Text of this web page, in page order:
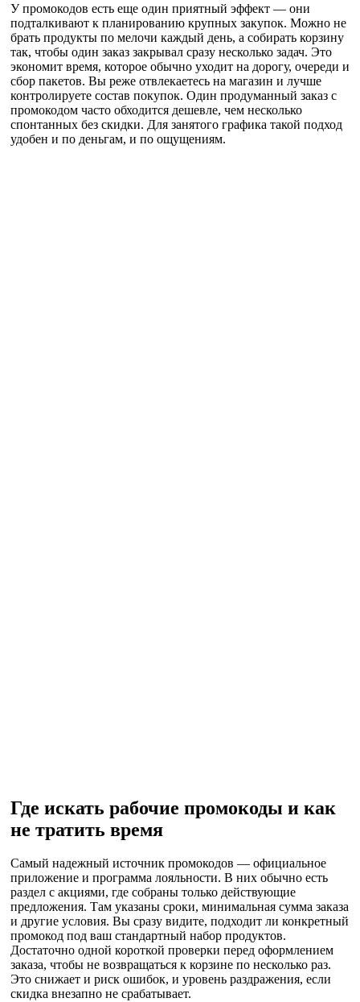
У промокодов есть еще один приятный эффект — они
подталкивают к планированию крупных закупок. Можно не
брать продукты по мелочи каждый день, а собирать корзину
так, чтобы один заказ закрывал сразу несколько задач. Это
экономит время, которое обычно уходит на дорогу, очереди и
сбор пакетов. Вы реже отвлекаетесь на магазин и лучше
контролируете состав покупок. Один продуманный заказ с
промокодом часто обходится дешевле, чем несколько
спонтанных без скидки. Для занятого графика такой подход
удобен и по деньгам, и по ощущениям.
Где искать рабочие промокоды и как
не тратить время
Самый надежный источник промокодов — официальное
приложение и программа лояльности. В них обычно есть
раздел с акциями, где собраны только действующие
предложения. Там указаны сроки, минимальная сумма заказа
и другие условия. Вы сразу видите, подходит ли конкретный
промокод под ваш стандартный набор продуктов.
Достаточно одной короткой проверки перед оформлением
заказа, чтобы не возвращаться к корзине по несколько раз.
Это снижает и риск ошибок, и уровень раздражения, если
скидка внезапно не срабатывает.